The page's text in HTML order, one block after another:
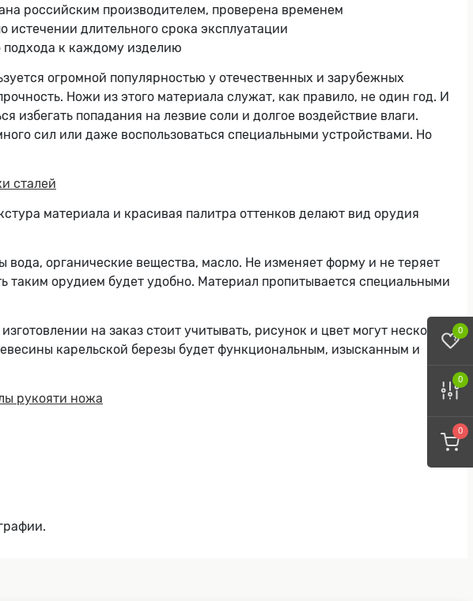
0
0
0
российским производителем, проверена временем
длительного срока эксплуатации
подхода к каждому изделию
огромной популярностью у отечественных и зарубежных
Ножи из этого материала служат, как правило, не один год. И
избегать попадания на лезвие соли и долгое воздействие влаги.
сил или даже воспользоваться специальными устройствами. Но
сталей
материала и красивая палитра оттенков делают вид орудия
органические вещества, масло. Не изменяет форму и не теряет
таким орудием будет удобно. Материал пропитывается специальными
на заказ стоит учитывать, рисунок и цвет могут несколько
карельской березы будет функциональным, изысканным и
рукояти ножа